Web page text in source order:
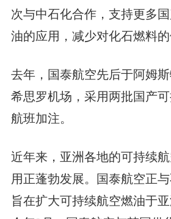
次与中石化合作，支持更多
油的应用，减少对化石燃料
去年，国泰航空先后于阿姆
希思罗机场，采用两批国产
航班加注。
近年来，亚洲各地的可持续
用正蓬勃发展。国泰航空正
旨在扩大可持续航空燃油于亚